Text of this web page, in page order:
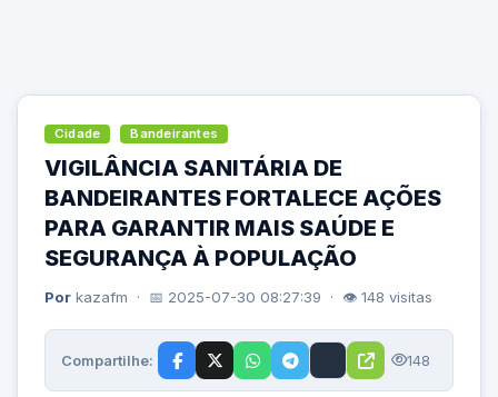
Cidade Bandeirantes
VIGILÂNCIA SANITÁRIA DE
BANDEIRANTES FORTALECE AÇÕES
PARA GARANTIR MAIS SAÚDE E
SEGURANÇA À POPULAÇÃO
Por kazafm · 📅 2025-07-30 08:27:39 · 👁 148 visitas
Compartilhe: 148